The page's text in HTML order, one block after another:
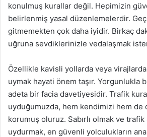
konulmuş kurallar değil. Hepimizin
belirlenmiş yasal düzenlemelerdir.
gitmemekten çok daha iyidir. Birkaç
uğruna sevdiklerinizle vedalaşmak
Özellikle kavisli yollarda veya
uymak hayati önem taşır. Yorgunlukla
adeta bir facia davetiyesidir. Trafik
uyduğumuzda, hem kendimizi hem de
korumuş oluruz. Sabırlı olmak ve trafik
uydurmak, en güvenli yolculukların